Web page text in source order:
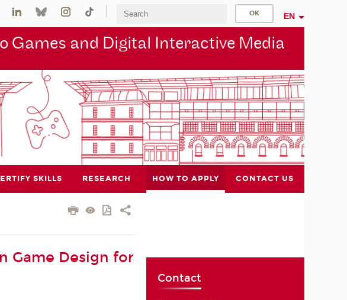
EN
Games and Digital Interactive Media
SKILLS RESEARCH HOW TO APPLY CONTACT US
Game Design for
Contact